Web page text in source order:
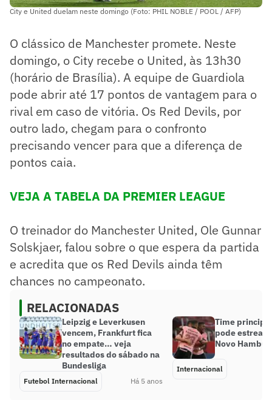
City e United duelam neste domingo (Foto: PHIL NOBLE / POOL / AFP)
O clássico de Manchester promete. Neste
domingo, o City recebe o United, às 13h30
(horário de Brasília). A equipe de Guardiola
pode abrir até 17 pontos de vantagem para o
rival em caso de vitória. Os Red Devils, por
outro lado, chegam para o confronto
precisando vencer para que a diferença de
pontos caia.
VEJA A TABELA DA PREMIER LEAGUE
O treinador do Manchester United, Ole Gunnar
Solskjaer, falou sobre o que espera da partida
e acredita que os Red Devils ainda têm
chances no campeonato.
RELACIONADAS
Leipzig e Leverkusen
vencem, Frankfurt fica
no empate… veja
resultados do sábado na
Bundesliga
Futebol Internacional Há 5 anos
Time
pode estrear
Novo
Internacional